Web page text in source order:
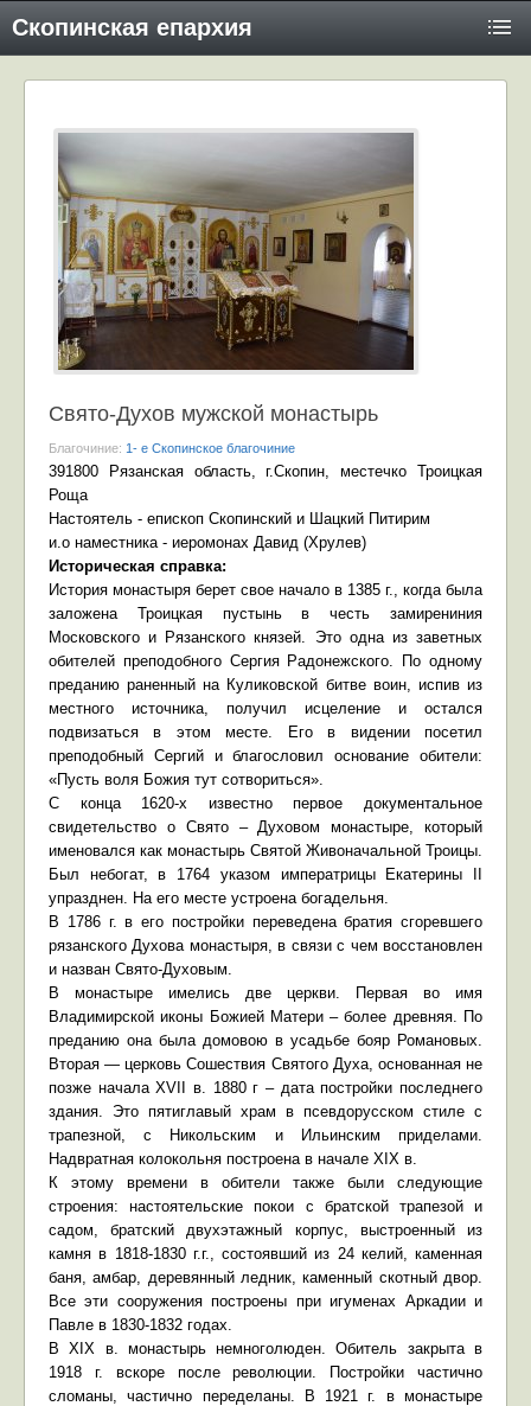
Скопинская епархия
Свято-Духов мужской монастырь
Благочиние: 1- е Скопинское благочиние
391800 Рязанская область, г.Скопин, местечко Троицкая
Роща
Настоятель - епископ Скопинский и Шацкий Питирим
и.о наместника - иеромонах Давид (Хрулев)
Историческая справка:
История монастыря берет свое начало в 1385 г., когда была
заложена Троицкая пустынь в честь замирениния
Московского и Рязанского князей. Это одна из заветных
обителей преподобного Сергия Радонежского. По одному
преданию раненный на Куликовской битве воин, испив из
местного источника, получил исцеление и остался
подвизаться в этом месте. Его в видении посетил
преподобный Сергий и благословил основание обители:
«Пусть воля Божия тут сотвориться».
С конца 1620-х известно первое документальное
свидетельство о Свято – Духовом монастыре, который
именовался как монастырь Святой Живоначальной Троицы.
Был небогат, в 1764 указом императрицы Екатерины II
упразднен. На его месте устроена богадельня.
В 1786 г. в его постройки переведена братия сгоревшего
рязанского Духова монастыря, в связи с чем восстановлен
и назван Свято-Духовым.
В монастыре имелись две церкви. Первая во имя
Владимирской иконы Божией Матери – более древняя. По
преданию она была домовою в усадьбе бояр Романовых.
Вторая — церковь Сошествия Святого Духа, основанная не
позже начала XVII в. 1880 г – дата постройки последнего
здания. Это пятиглавый храм в псевдорусском стиле с
трапезной, с Никольским и Ильинским приделами.
Надвратная колокольня построена в начале XIX в.
К этому времени в обители также были следующие
строения: настоятельские покои с братской трапезой и
садом, братский двухэтажный корпус, выстроенный из
камня в 1818-1830 г.г., состоявший из 24 келий, каменная
баня, амбар, деревянный ледник, каменный скотный двор.
Все эти сооружения построены при игуменах Аркадии и
Павле в 1830-1832 годах.
В XIX в. монастырь немноголюден. Обитель закрыта в
1918 г. вскоре после революции. Постройки частично
сломаны, частично переделаны. В 1921 г. в монастыре